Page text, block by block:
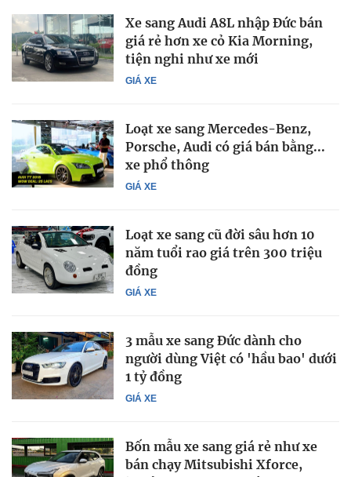
GIÁ XE
Xe sang Audi A8L nhập Đức bán
giá rẻ hơn xe cỏ Kia Morning,
tiện nghi như xe mới
GIÁ XE
Loạt xe sang Mercedes-Benz,
Porsche, Audi có giá bán bằng...
xe phổ thông
GIÁ XE
Loạt xe sang cũ đời sâu hơn 10
năm tuổi rao giá trên 300 triệu
đồng
GIÁ XE
3 mẫu xe sang Đức dành cho
người dùng Việt có 'hầu bao' dưới
1 tỷ đồng
Bốn mẫu xe sang giá rẻ như xe
bán chạy Mitsubishi Xforce,